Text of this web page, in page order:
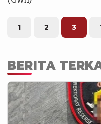
1 2 3
BERITA